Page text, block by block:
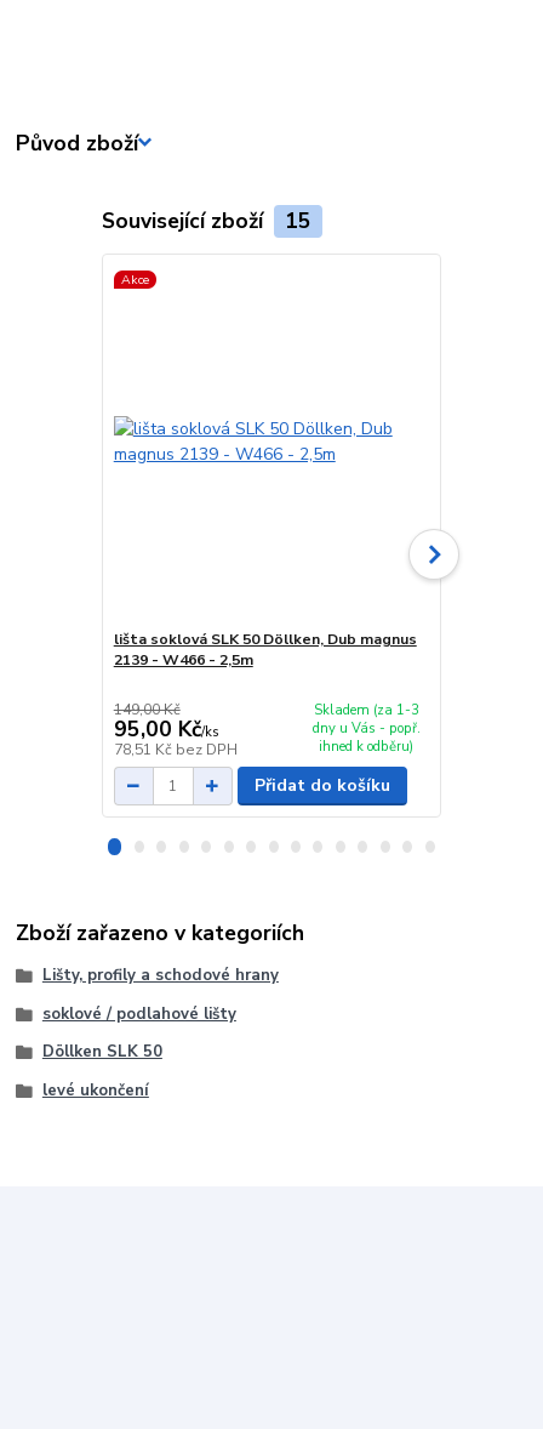
Původ zboží
Související zboží 15
Akce
lišta soklová SLK 50 Döllken, Dub magnus
2139 - W466 - 2,5m
149,00 Kč
95,00 Kč/ks
78,51 Kč bez DPH
Skladem (za 1-3
dny u Vás - popř.
ihned k odběru)
Přidat do košíku
Zboží zařazeno v kategoriích
Lišty, profily a schodové hrany
soklové / podlahové lišty
Döllken SLK 50
levé ukončení